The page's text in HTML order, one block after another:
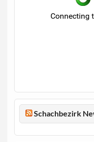
Schachbezirk